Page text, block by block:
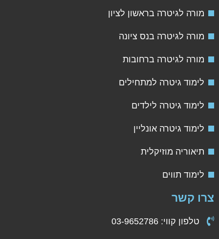
מורה לגיטרה בראשון לציון
מורה לגיטרה בנס ציונה
מורה לגיטרה ברחובות
לימוד גיטרה למתחילים
לימוד גיטרה לילדים
לימוד גיטרה אונליין
תיאוריה מוזיקלית
לימוד תווים
צרו קשר
טלפון קווי: 03-9652786